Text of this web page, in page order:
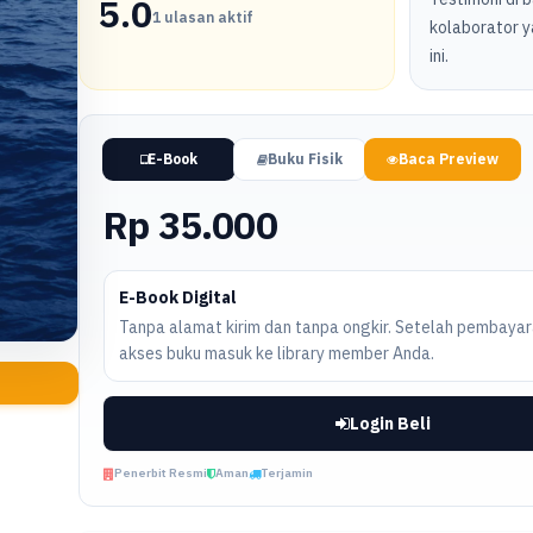
5.01 ulasan aktif
kolaborator
ini.
E-Book Buku Fisik Baca Preview
Rp 35.000
E-Book Digital
Tanpa alamat kirim dan tanpa ongkir. Setelah
akses buku masuk ke library member Anda.
Login Beli
Penerbit Resmi Aman Terjamin